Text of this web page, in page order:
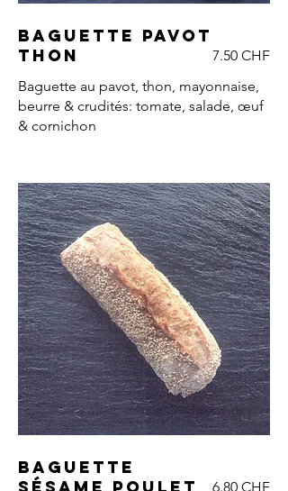
Baguette pavot
thon
Baguette au pavot, thon, mayonnaise,
beurre & crudités: tomate, salade, œuf
& cornichon
7.50 CHF
Baguette
sésame poulet
6.80 CHF